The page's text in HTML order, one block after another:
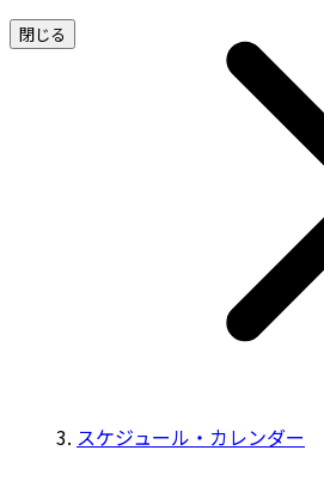
閉じる
スケジュール・カレンダー